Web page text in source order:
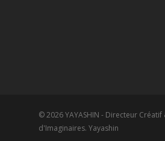
© 2026 YAYASHIN - Directeur
d'Imaginaires. Yayashin